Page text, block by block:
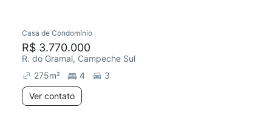
Casa de Condomínio
R$ 3.770.000
R. do Gramal, Campeche Sul
275m² 4
3
Ver contato